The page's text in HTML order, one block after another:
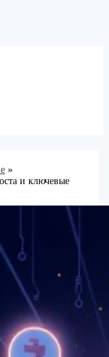
и ключевые